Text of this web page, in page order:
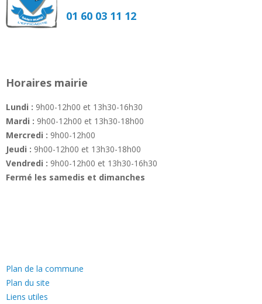
01 60 03 11 12
Horaires mairie
Lundi : 9h00-12h00 et 13h30-16h30
Mardi : 9h00-12h00 et 13h30-18h00
Mercredi : 9h00-12h00
Jeudi : 9h00-12h00 et 13h30-18h00
Vendredi : 9h00-12h00 et 13h30-16h30
Fermé les samedis et dimanches
Plan de la commune
Plan du site
Liens utiles